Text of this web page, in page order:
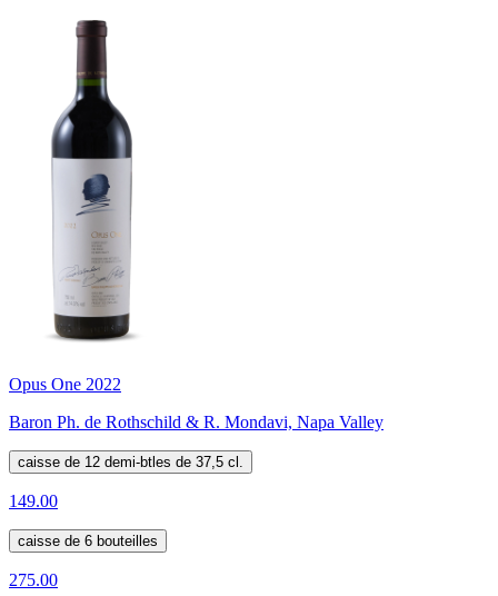
Opus One 2022
Baron Ph. de Rothschild & R. Mondavi, Napa Valley
caisse de 12 demi-btles de 37,5 cl.
149.00
caisse de 6 bouteilles
275.00